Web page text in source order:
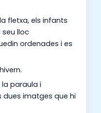
fletxa, els infants
seu lloc
ordenades i es
la paraula i
imatges que hi